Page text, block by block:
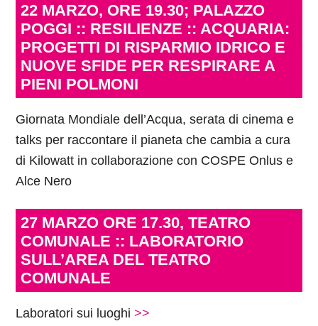
22 MARZO, ORE 19.30; PALAZZO
POGGI :: RESILIENZE :: ACQUARIA:
PROGETTI DI RISPARMIO IDRICO E
NUOVE SFIDE PER RESPIRARE A
PIENI POLMONI
Giornata Mondiale dell’Acqua, serata di cinema e
talks per raccontare il pianeta che cambia a cura
di Kilowatt in collaborazione con COSPE Onlus e
Alce Nero
27 MARZO ORE 17.30, TEATRO
COMUNALE :: LABORATORIO
SULL’AREA DEL TEATRO
COMUNALE
Laboratori sui luoghi>>